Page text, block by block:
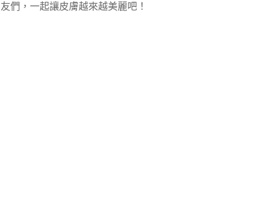
友們，一起讓皮膚越來越美麗吧！